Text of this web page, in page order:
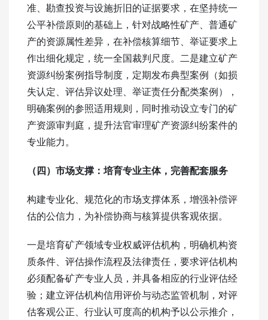
准、勘查投资与设施折旧的证据要求，在坚持统一
公平补偿原则的基础上，针对战略性矿产、普通矿
产的资源属性差异，在补偿核算细节、举证要求上
作出细化规定，统一全国裁判尺度。二是建立矿产
资源纠纷案例指导制度，定期发布典型案例（如损
失认定、评估异议处理、举证责任分配类案例），
明确案例的参照适用规则，同时推动设立专门的矿
产资源审判庭，提升法官审理矿产资源纠纷案件的
专业能力。
（四）市场支撑： 培育专业主体，完善配套服务
构建专业化、规范化的市场支撑体系，增强补偿评
估的公信力，为补偿协商与核算提供客观依据。
一是培育矿产领域专业权威评估机构，明确机构资
质条件、评估操作流程及法律责任，要求评估机构
必须配备矿产专业人员，并具备相应的行业评估经
验；建立评估机构信用评价与动态监管机制，对评
估客观公正、行业认可度高的机构予以公示推介，